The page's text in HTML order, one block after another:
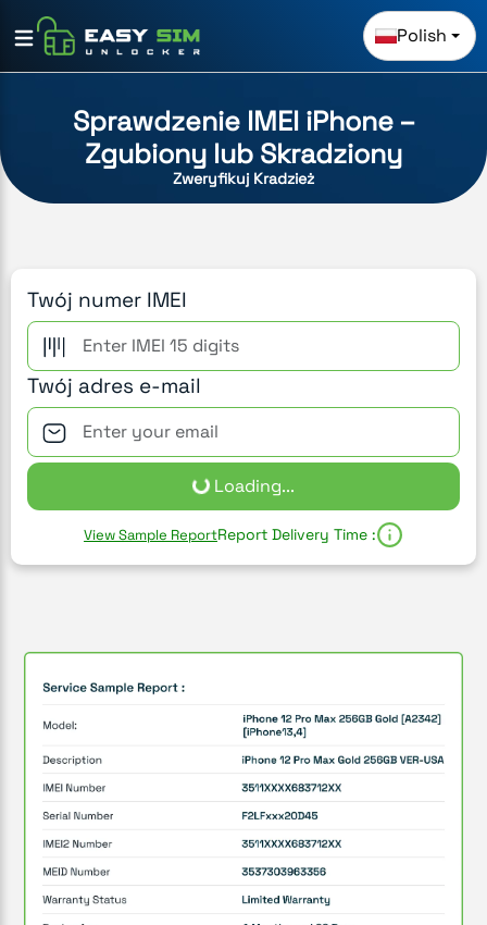
Polish
Sprawdzenie IMEI iPhone –
Zgubiony lub Skradziony
Zweryfikuj Kradzież
Twój numer IMEI
Twój adres e-mail
Loading...
View Sample ReportReport Delivery Time :